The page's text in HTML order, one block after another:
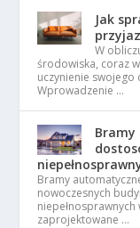
Jak
W
środowiska, coraz
uczynienie
Wprowadzenie …
Bramy
Bramy
nowoczesnych
niepełnosprawnych
zaprojektowane …